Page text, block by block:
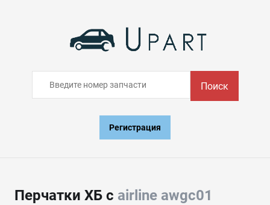
Поиск
Регистрация
Перчатки ХБ с airline awgc01